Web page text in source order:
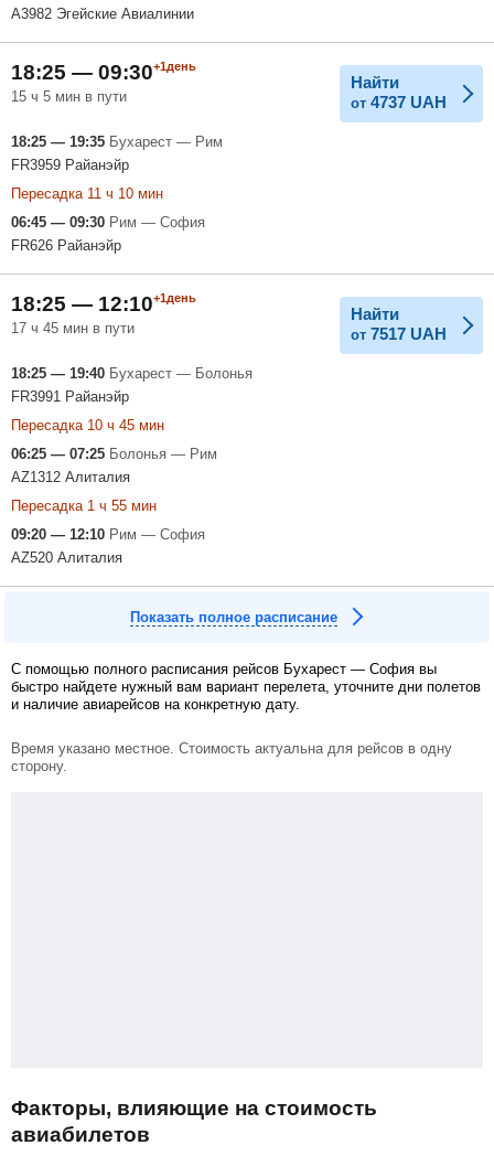
A3982 Эгейские Авиалинии
18:25 — 09:30+1день
15 ч 5 мин в пути
Найти
от 4737 UAH
18:25 — 19:35 Бухарест — Рим
FR3959 Райанэйр
Пересадка 11 ч 10 мин
06:45 — 09:30 Рим — София
FR626 Райанэйр
18:25 — 12:10+1день
17 ч 45 мин в пути
Найти
от 7517 UAH
18:25 — 19:40 Бухарест — Болонья
FR3991 Райанэйр
Пересадка 10 ч 45 мин
06:25 — 07:25 Болонья — Рим
AZ1312 Алиталия
Пересадка 1 ч 55 мин
09:20 — 12:10 Рим — София
AZ520 Алиталия
Показать полное расписание
С помощью полного расписания рейсов Бухарест — София вы
быстро найдете нужный вам вариант перелета, уточните дни полетов
и наличие авиарейсов на конкретную дату.
Время указано местное. Стоимость актуальна для рейсов в одну
сторону.
Факторы, влияющие на стоимость
авиабилетов